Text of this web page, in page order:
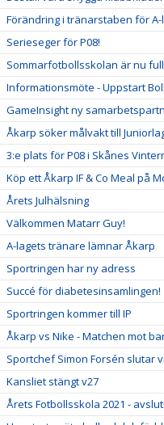
Förändring i tränarstaben för
Serieseger för P08!
Sommarfotbollsskolan är nu
Informationsmöte - Uppstart
GameInsight ny
Åkarp söker målvakt till
3:e plats för P08 i Skånes
Köp ett Åkarp IF & Co Meal på
Årets Julhälsning
Välkommen Matarr Guy!
A-lagets tränare lämnar Åkarp
Sportringen har ny adress
Succé för diabetesinsamlingen!
Sportringen kommer till IP
Åkarp vs Nike - Matchen mot
Sportchef Simon Forsén slutar
Kansliet stängt v27
Årets Fotbollsskola 2021 -